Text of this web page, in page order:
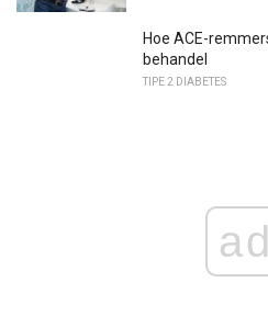
Hoe ACE-
behandel
TIPE 2 DIABETES
ad